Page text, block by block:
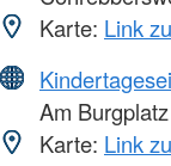
Karte: Link
Am Burgplatz
Karte: Link